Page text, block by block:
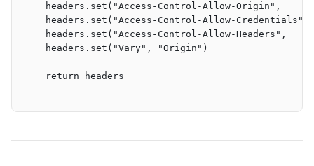
headers.set("Access-Control-Allow-Origin",
headers.set("Access-Control-Allow-Credentials",
headers.set("Access-Control-Allow-Headers",
    headers.set("Vary", "Origin")
    return headers